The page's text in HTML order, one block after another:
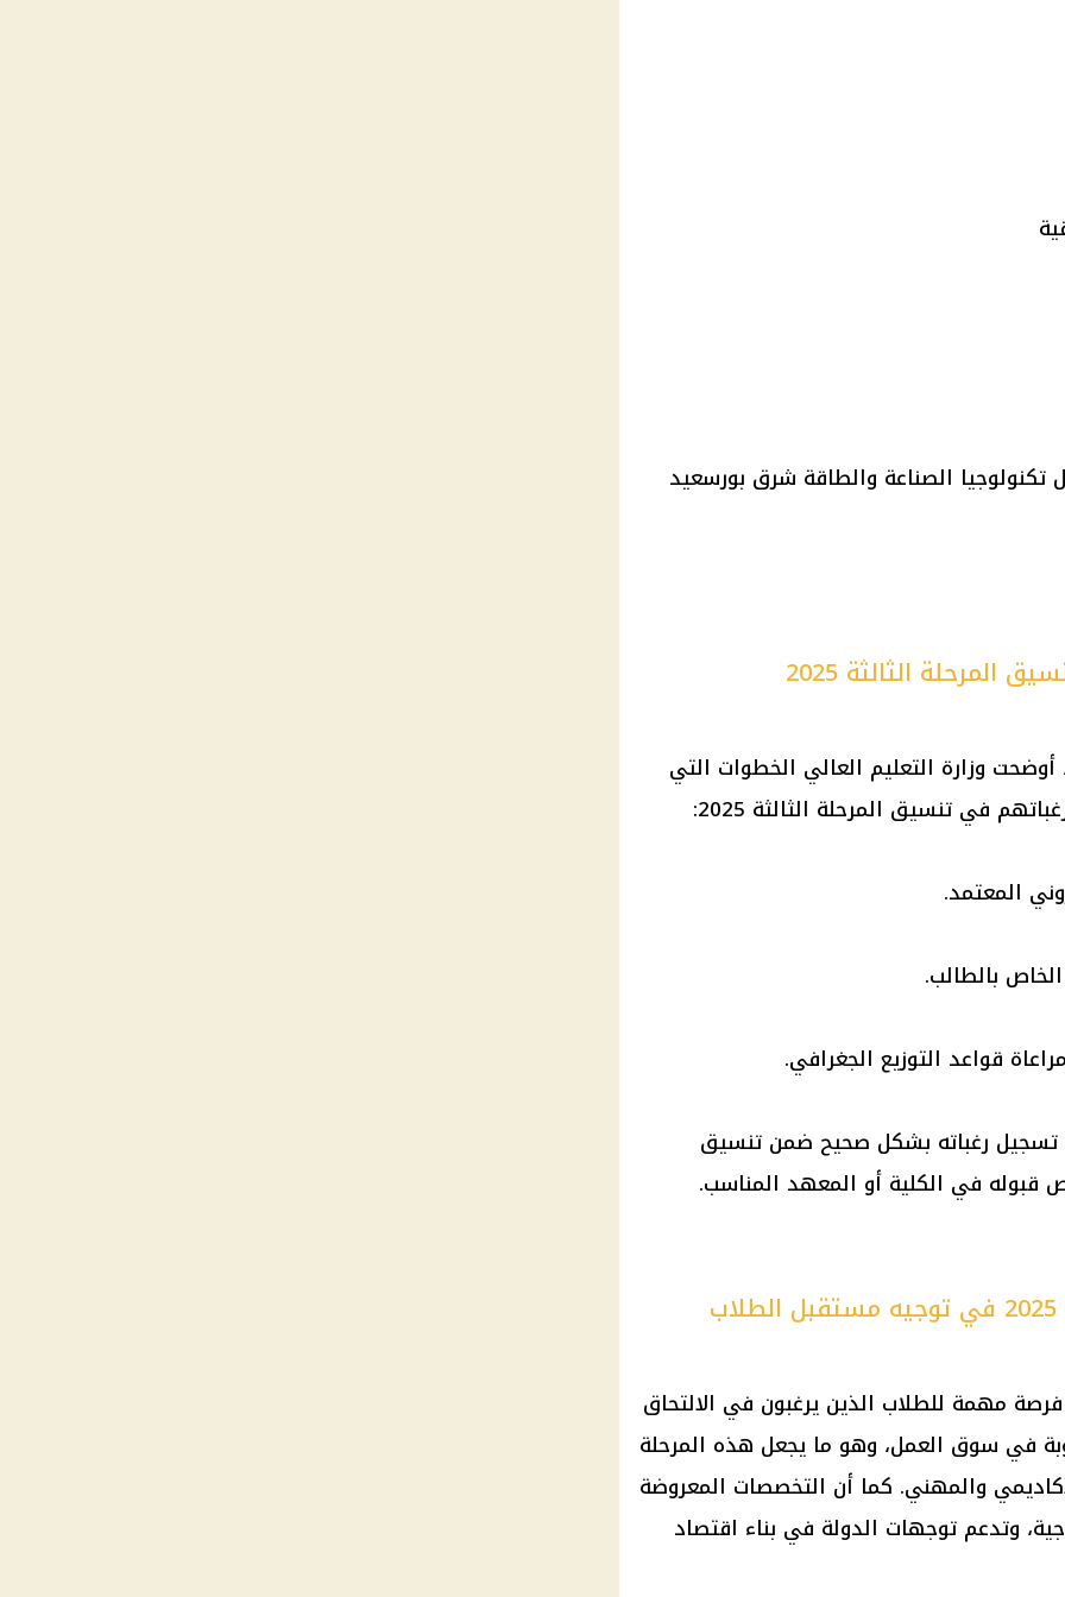
تكنولوجيا الصناعة والطاقة شرق بورسعيد
الثالثة 2025
أوضحت وزارة التعليم العالي الخطوات التي
في تنسيق المرحلة الثالثة
المعتمد.
بالطالب.
قواعد التوزيع الجغرافي.
تسجيل رغباته بشكل صحيح ضمن تنسيق
فرصة مهمة للطلاب الذين يرغبون في الالتحاق
في سوق العمل، وهو ما يجعل هذه المرحلة
والمهني. كما أن التخصصات المعروضة
وتدعم توجهات الدولة في بناء اقتصاد